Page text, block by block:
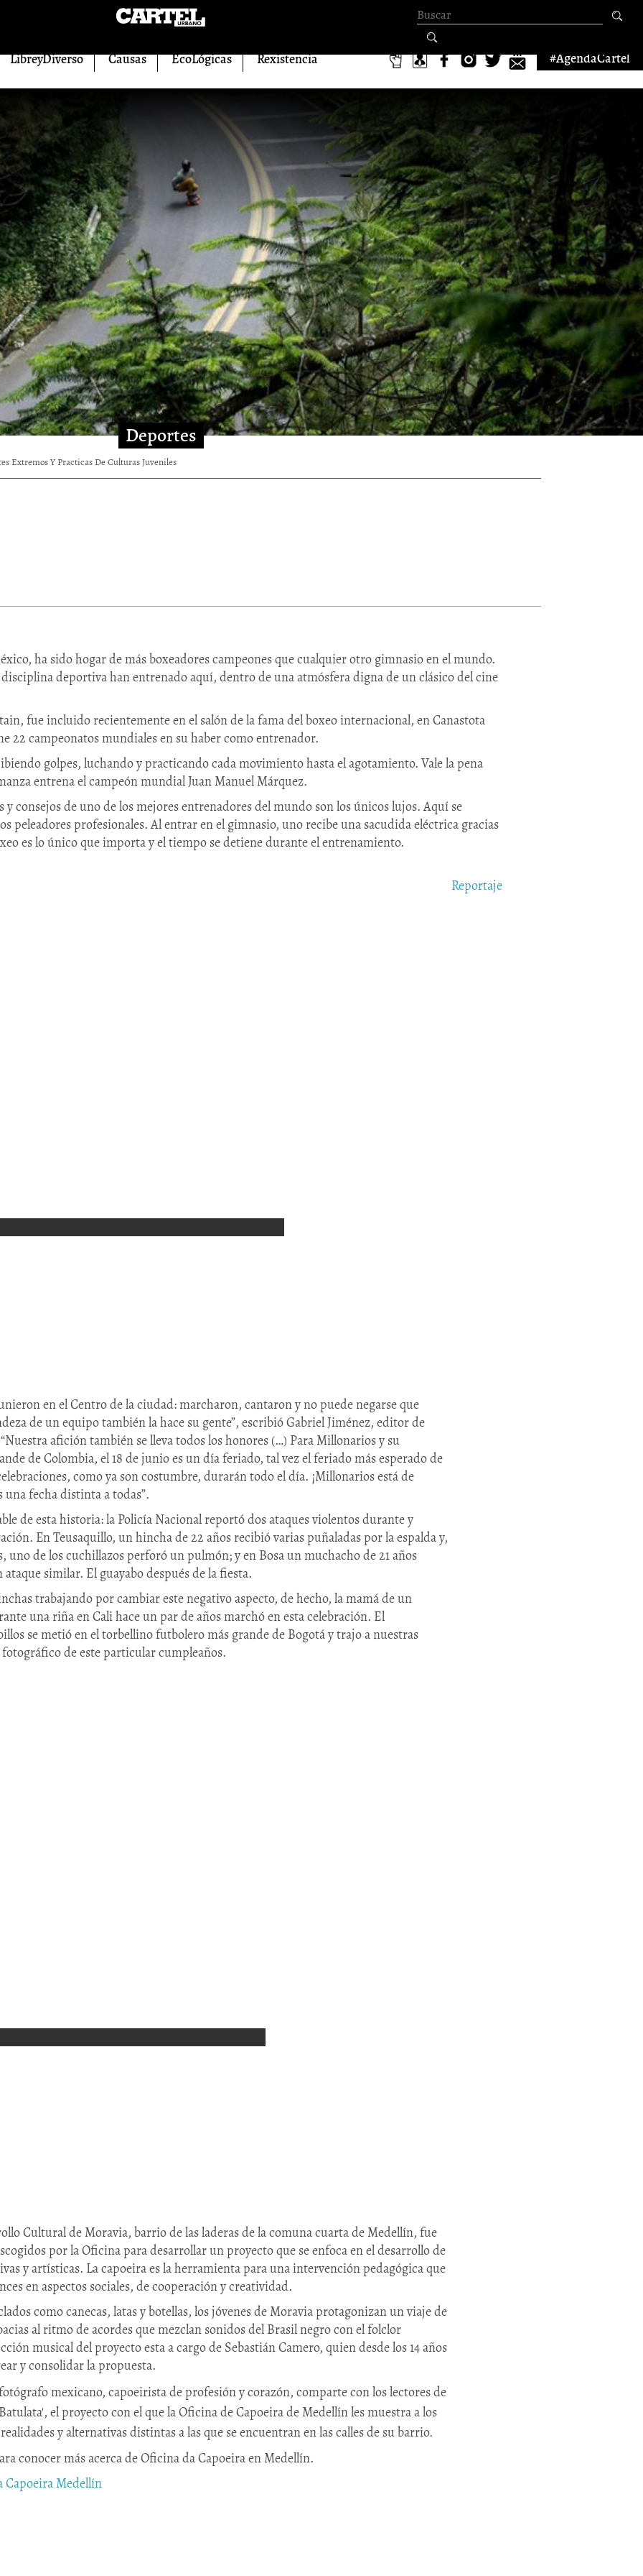
Formulario de
búsqueda
LibreyDiverso Causas EcoLógicas Rexistencia #AgendaCartel
Deportes
Extremos Y Practicas De Culturas Juveniles
ha sido hogar de más boxeadores campeones que cualquier otro gimnasio en el mundo.
deportiva han entrenado aquí, dentro de una atmósfera digna de un clásico del cine
fue incluido recientemente en el salón de la fama del boxeo internacional, en Canastota
22 campeonatos mundiales en su haber como entrenador.
golpes, luchando y practicando cada movimiento hasta el agotamiento. Vale la pena
entrena el campeón mundial Juan Manuel Márquez.
y consejos de uno de los mejores entrenadores del mundo son los únicos lujos. Aquí se
peleadores profesionales. Al entrar en el gimnasio, uno recibe una sacudida eléctrica gracias
es lo único que importa y el tiempo se detiene durante el entrenamiento.
Reportaje
en el Centro de la ciudad: marcharon, cantaron y no puede negarse que
de un equipo también la hace su gente”, escribió Gabriel Jiménez, editor de
afición también se lleva todos los honores (…) Para Millonarios y su
de Colombia, el 18 de junio es un día feriado, tal vez el feriado más esperado de
como ya son costumbre, durarán todo el día. ¡Millonarios está de
una fecha distinta a todas”.
de esta historia: la Policía Nacional reportó dos ataques violentos durante y
En Teusaquillo, un hincha de 22 años recibió varias puñaladas por la espalda y,
uno de los cuchillazos perforó un pulmón; y en Bosa un muchacho de 21 años
similar. El guayabo después de la fiesta.
trabajando por cambiar este negativo aspecto, de hecho, la mamá de un
una riña en Cali hace un par de años marchó en esta celebración. El
se metió en el torbellino futbolero más grande de Bogotá y trajo a nuestras
de este particular cumpleaños.
Cultural de Moravia, barrio de las laderas de la comuna cuarta de Medellín, fue
por la Oficina para desarrollar un proyecto que se enfoca en el desarrollo de
y artísticas. La capoeira es la herramienta para una intervención pedagógica que
en aspectos sociales, de cooperación y creatividad.
como canecas, latas y botellas, los jóvenes de Moravia protagonizan un viaje de
al ritmo de acordes que mezclan sonidos del Brasil negro con el folclor
musical del proyecto esta a cargo de Sebastián Camero, quien desde los 14 años
y consolidar la propuesta.
mexicano, capoeirista de profesión y corazón, comparte con los lectores de
el proyecto con el que la Oficina de Capoeira de Medellín les muestra a los
y alternativas distintas a las que se encuentran en las calles de su barrio.
conocer más acerca de Oficina da Capoeira en Medellín.
Capoeira Medellín